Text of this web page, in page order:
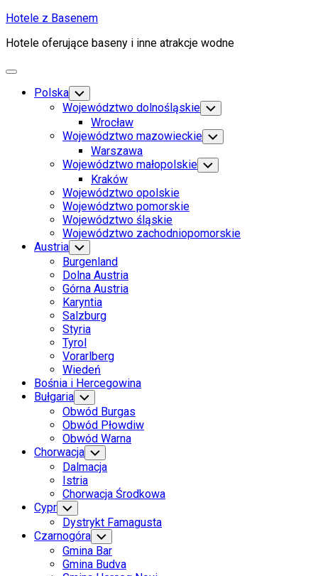
Skip
content
Hotele z Basenem
Hotele oferujące baseny i inne atrakcje wodne
Expand
Polska Toggle
Child
Menu
Województwo dolnośląskie Toggle
Child
Menu
Wrocław
Województwo mazowieckie Toggle
Child
Menu
Warszawa
Województwo małopolskie Toggle
Child
Kraków
Województwo opolskie
Województwo pomorskie
Województwo śląskie
Województwo zachodniopomorskie
Austria Toggle
Child
Menu
Burgenland
Dolna Austria
Górna Austria
Karyntia
Salzburg
Styria
Tyrol
Vorarlberg
Wiedeń
Bośnia i Hercegowina
Bułgaria Toggle
Child
Menu
Obwód Burgas
Obwód Płowdiw
Obwód Warna
Chorwacja Toggle
Child
Menu
Dalmacja
Istria
Chorwacja Środkowa
Cypr Toggle
Child
Menu
Dystrykt Famagusta
Czarnogóra Toggle
Child
Menu
Gmina Bar
Gmina Budva